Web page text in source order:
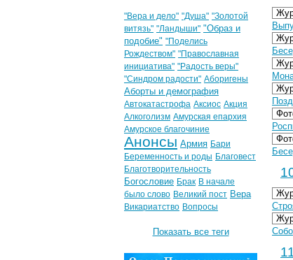
"Вера и дело" "Душа" "Золотой
витязь" "Ландыши" "Образ и
подобие" "Поделись
Рождеством" "Православная
инициатива" "Радость веры"
"Синдром радости" Аборигены
Аборты и демография
Автокатастрофа Аксиос Акция
Алкоголизм Амурская епархия
Амурское благочиние
Анонсы Армия Бари
Беременность и роды Благовест
Благотворительность
Богословие Брак В начале
было слово Великий пост Вера
Викариатство Вопросы
Показать все теги